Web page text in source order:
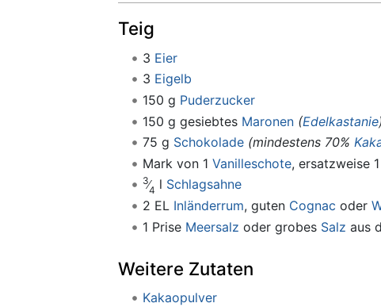
Teig
3 Eier
3 Eigelb
150 g Puderzucker
150 g gesiebtes Maronen (Edelkastanie
75 g Schokolade (mindestens 70%
Mark von 1 Vanilleschote, ersatzweise
3
4 l Schlagsahne
2 EL Inländerrum, guten Cognac oder
1 Prise Meersalz oder grobes Salz aus
Weitere Zutaten
Kakaopulver